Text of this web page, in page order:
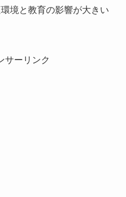
境と教育の影響が大きい
サーリンク